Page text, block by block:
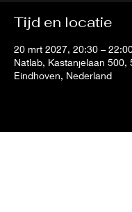
Tijd en locatie
20 mrt 2027, 20:30 –
Natlab, Kastanjelaan 500,
Eindhoven, Nederland